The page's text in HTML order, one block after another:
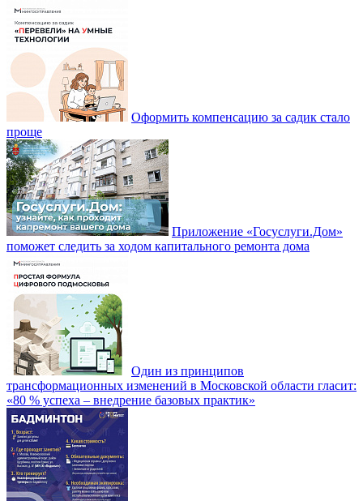
Оформить компенсацию за садик стало
проще
Приложение «Госуслуги.Дом»
поможет следить за ходом капитального ремонта дома
Один из принципов
трансформационных изменений в Московской области гласит:
«80 % успеха – внедрение базовых практик»